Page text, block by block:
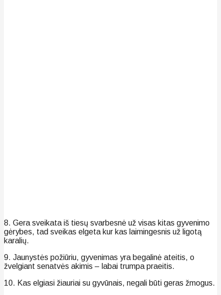
8. Gera sveikata iš tiesų svarbesnė už visas kitas gyvenimo
gėrybes, tad sveikas elgeta kur kas laimingesnis už ligotą
karalių.
9. Jaunystės požiūriu, gyvenimas yra begalinė ateitis, o
žvelgiant senatvės akimis – labai trumpa praeitis.
10. Kas elgiasi žiauriai su gyvūnais, negali būti geras žmogus.